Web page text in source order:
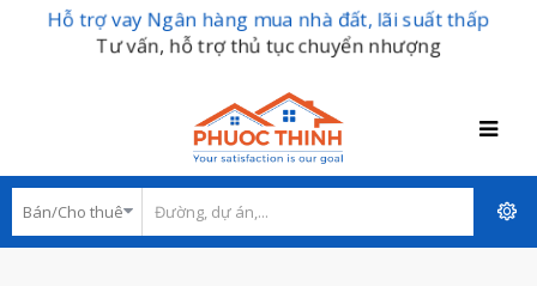
Hỗ trợ vay Ngân hàng mua nhà đất, lãi suất thấp
Tư vấn, hỗ trợ thủ tục chuyển nhượng